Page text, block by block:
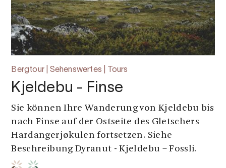
Bergtour | Sehenswertes | Tours
Kjeldebu - Finse
Sie können Ihre Wanderung von Kjeldebu bis
nach Finse auf der Ostseite des Gletschers
Hardangerjøkulen fortsetzen. Siehe
Beschreibung Dyranut - Kjeldebu – Fossli.